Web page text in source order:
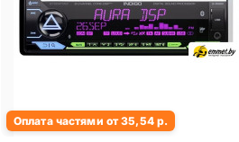
Оплата частями от 35,54 р.